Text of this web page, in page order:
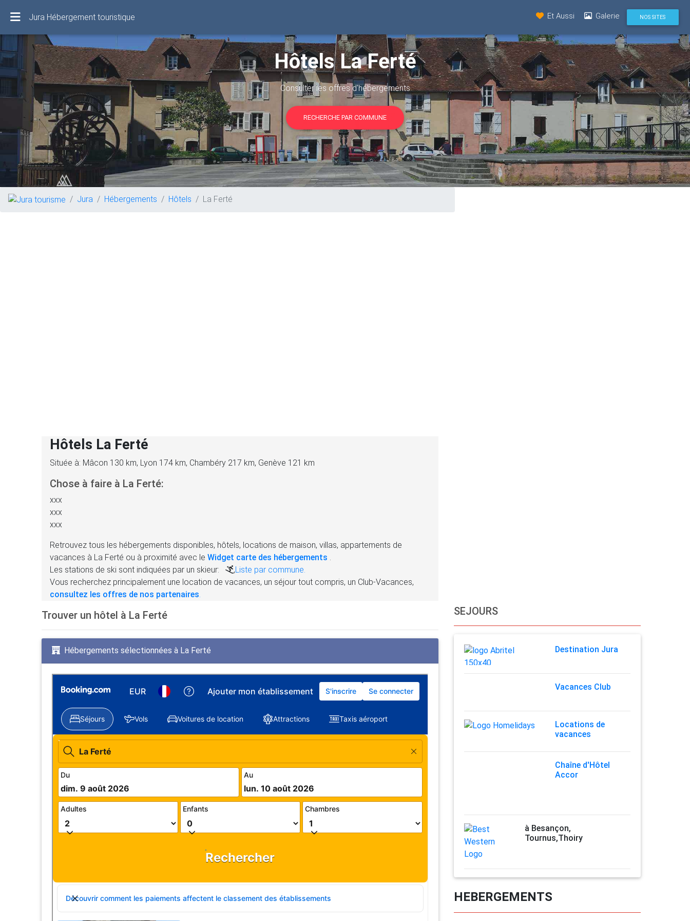
Jura Hébergement touristique Et Aussi Galerie NOS SITES
Hôtels La Ferté
Consulter les offres d'hébergements
RECHERCHE PAR COMMUNE
Jura Hébergements Hôtels La Ferté
Hôtels La Ferté
Située à: Mâcon 130 km, Lyon 174 km, Chambéry 217 km, Genève 121 km
Chose à faire à La Ferté:
xxx
xxx
xxx
Retrouvez tous les hébergements disponibles, hôtels, locations de maison, villas, appartements de
vacances à La Ferté ou à proximité avec le Widget carte des hébergements
Les stations de ski sont indiquées par un skieur:
,Liste par commune.
Vous recherchez principalement une location de vacances, un séjour tout compris, un Club-Vacances,
consultez les offres de nos partenaires
Trouver un hôtel à La Ferté
Hébergements sélectionnées à La Ferté
SEJOURS
Destination Jura
Vacances Club
Locations de
vacances
Chaîne d'Hôtel
Accor
à Besançon,
Tournus,Thoiry
HEBERGEMENTS